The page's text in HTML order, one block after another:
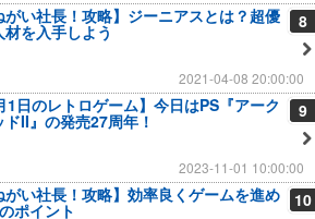
8
がい社長！攻略】ジーニアスとは？超優
材を入手しよう
2021-04-08 20:00:00
9
1日のレトロゲーム】今日はPS『アーク
II』の発売27周年！
2023-11-01 10:00:00
10
がい社長！攻略】効率良くゲームを進め
ポイント